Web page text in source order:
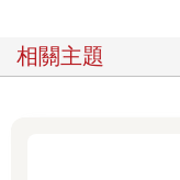
相關主題